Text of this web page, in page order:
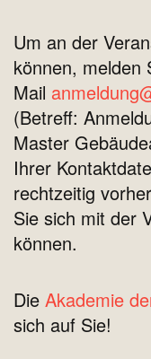
Um an der
können, melden
Mail
(Betreff:
Master
Ihrer
rechtzeitig
Sie sich mit der
können.
Die Akademie
sich auf Sie!